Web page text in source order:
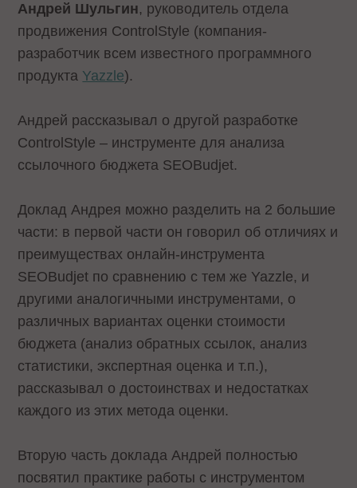
Андрей Шульгин, руководитель отдела
продвижения СontrolStyle (компания-
разработчик всем известного программного
продукта Yazzle).
Андрей рассказывал о другой разработке
СontrolStyle – инструменте для анализа
ссылочного бюджета SEOBudjet.
Доклад Андрея можно разделить на 2 большие
части: в первой части он говорил об отличиях и
преимуществах онлайн-инструмента
SEOBudjet по сравнению с тем же Yazzle, и
другими аналогичными инструментами, о
различных вариантах оценки стоимости
бюджета (анализ обратных ссылок, анализ
статистики, экспертная оценка и т.п.),
рассказывал о достоинствах и недостатках
каждого из этих метода оценки.
Вторую часть доклада Андрей полностью
посвятил практике работы с инструментом